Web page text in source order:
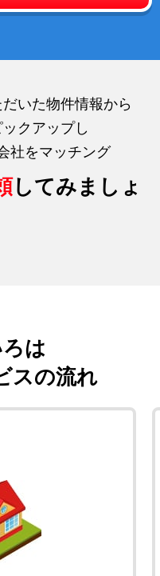
いた物件情報から
クアップし
社をマッチング
してみましょ
は
スの流れ